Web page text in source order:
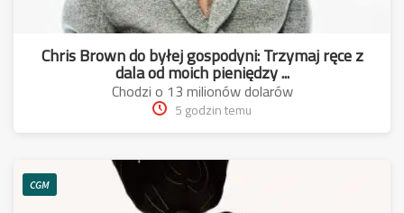
Chris Brown do byłej gospodyni: Trzymaj ręce z
dala od moich pieniędzy ...
Chodzi o 13 milionów dolarów
5 godzin temu
CGM